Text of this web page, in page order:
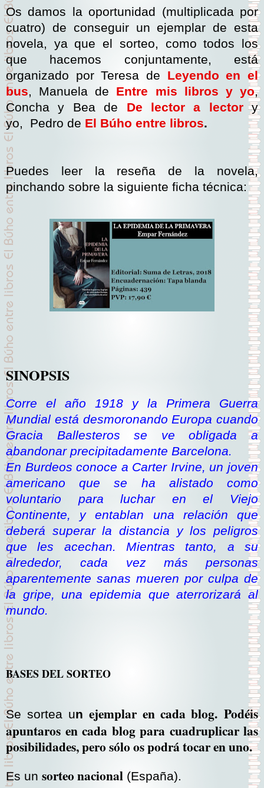
Os damos la oportunidad (multiplicada por
cuatro) de conseguir un ejemplar de esta
novela, ya que el sorteo, como todos los
que hacemos conjuntamente, está
organizado porTeresa de Leyendo en el
bus, Manuela de Entre mis libros y yo,
Concha y Bea de De lector a lector y
yo,
Pedro de El Búho entre libros.
Puedes leer la reseña de la novela,
pinchando sobre la siguiente ficha técnica:
SINOPSIS
Corre el año 1918 y la Primera Guerra
Mundial está desmoronando Europa cuando
Gracia Ballesteros se ve obligada a
abandonar precipitadamente Barcelona.
En Burdeos conoce a Carter Irvine, un joven
americano que se ha alistado como
voluntario para luchar en el Viejo
Continente, y entablan una relación que
deberá superar la distancia y los peligros
que les acechan. Mientras tanto, a su
alrededor, cada vez más personas
aparentemente sanas mueren por culpa de
la gripe, una epidemia que aterrorizará al
mundo.
BASES DEL SORTEO
Se sortea unejemplar en cada blog.Podéis
apuntaros en cada blog para cuadruplicar las
posibilidades, pero sólo os podrá tocar en uno.
Es un sorteo nacional (España).